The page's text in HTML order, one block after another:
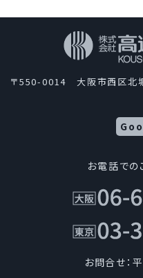
〒550-0014 大阪市西区北
お電話での
お問合せ：